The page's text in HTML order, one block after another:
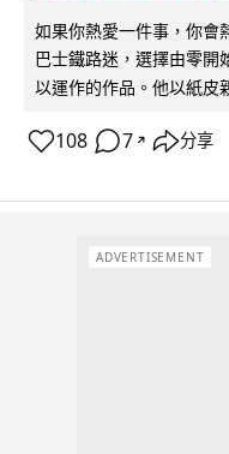
如果你熱愛一件事，你會
巴士鐵路迷，選擇由零開
以運作的作品。他以紙皮
108 7 ↗ 分享
ADVERTISEMENT